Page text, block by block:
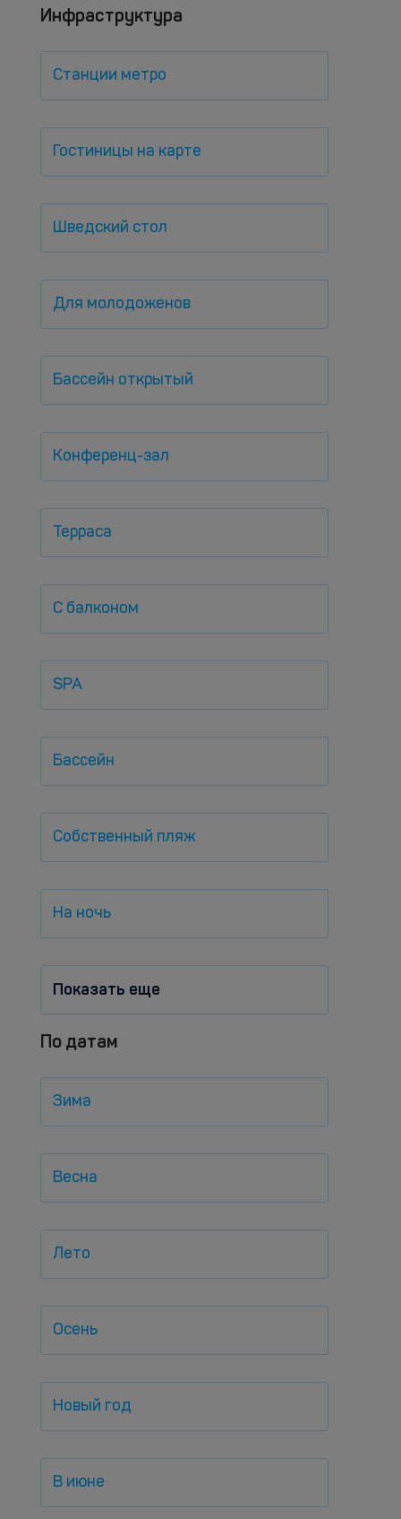
Инфраструктура
Станции метро
Гостиницы на карте
Шведский стол
Для молодоженов
Бассейн открытый
Конференц-зал
Терраса
С балконом
SPA
Бассейн
Собственный пляж
На ночь
Показать еще
По датам
Зима
Весна
Лето
Осень
Новый год
В июне